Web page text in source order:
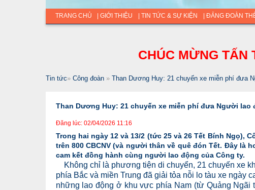
TRANG CHỦ | GIỚI THIỆU | TIN TỨC & SỰ KIỆN | ĐẢNG ĐOÀN
CHÚC MỪNG TẤN
Tin tức» Công đoàn » Than Dương Huy: 21 chuyến xe miễn phí đưa
Than Dương Huy: 21 chuyến xe miễn phí đưa Người
Đăng lúc: 02/04/2026 11:16
Trong hai ngày 12 và 13/2 (tức 25 và 26 Tết Bính Ngọ),
trên 800 CBCNV (và người thân về quê đón Tết. Đây là
cam kết đồng hành cùng người lao động của Công ty.
Không chỉ là phương tiện di chuyển, 21 chuyến xe
phía Bắc và miền Trung đã giải tỏa nỗi lo tàu xe ngày
những lao động ở khu vực phía Nam (từ Quảng